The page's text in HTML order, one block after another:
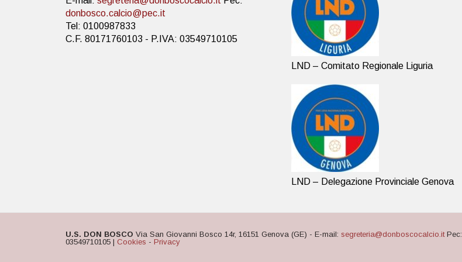
donbosco.calcio@pec.it
Tel: 0100987833
C.F. 80171760103 - P.IVA: 03549710105
LND – Comitato Regionale Liguria
LND – Delegazione Provinciale Genova
U.S. DON BOSCO Via San Giovanni Bosco 14r, 16151 Genova (GE) - E-mail: segreteria@donboscocalcio.itPec:
03549710105 | Cookies - Privacy